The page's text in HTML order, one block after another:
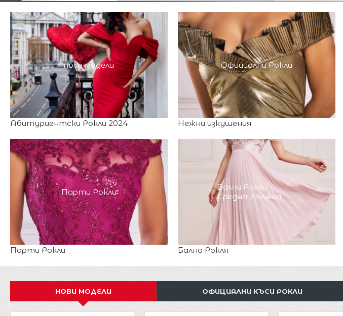
нови модели
Абитуриентски Рокли 2024
Официални Рокли
Нежни изкушения
Парти Рокли
Парти Рокли
Бални Рокли
Средна Дължиа
Бална Рокля
НОВИ МОДЕЛИ ОФИЦИАЛНИ КЪСИ РОКЛИ